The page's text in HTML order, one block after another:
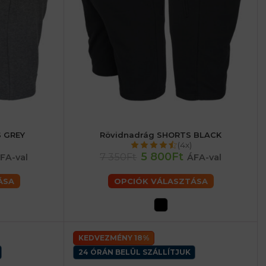
- L
val
férfiaké - M férfiaké - L
férfiaké - XL
férfiaké - 2XL
férfiaké - 3XL
Rövidnadrág SHORTS BLACK
(4x)
5 800Ft ÁFA-val
OPCIÓK VÁLASZTÁSA
KEDVEZMÉNY 18%
24 ÓRÁN BELÜL SZÁLLÍTJUK